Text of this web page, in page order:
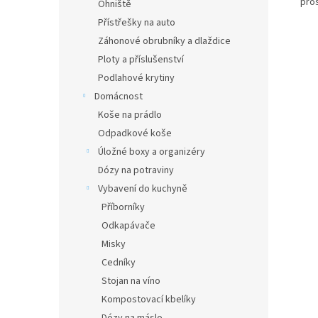
Ohniště
Přístřešky na auto
Záhonové obrubníky a dlaždice
Ploty a příslušenství
Podlahové krytiny
Domácnost
Koše na prádlo
Odpadkové koše
Úložné boxy a organizéry
Dózy na potraviny
Vybavení do kuchyně
Příborníky
Odkapávače
Misky
Cedníky
Stojan na víno
Kompostovací kbelíky